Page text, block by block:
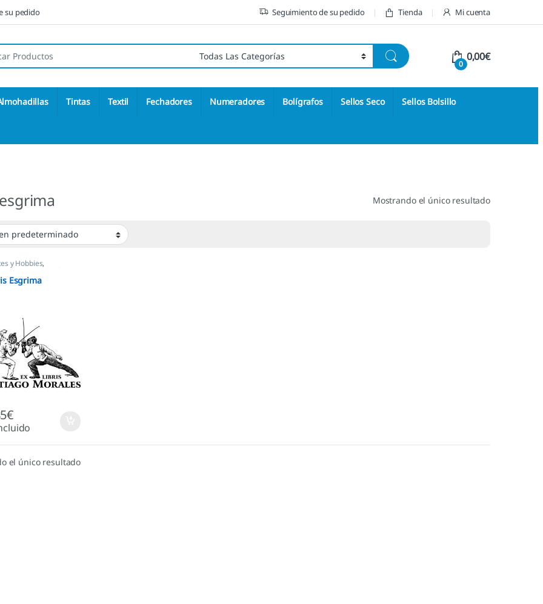
su pedido Seguimiento de su pedido Tienda Mi cuenta
de:
0
0,00€
Tintas Textil Fechadores Numeradores Bolígrafos Sellos Seco Sellos Bolsillo
Mostrando el único resultado
y Hobbies,
y Figuras
Esgrima
€
el único resultado